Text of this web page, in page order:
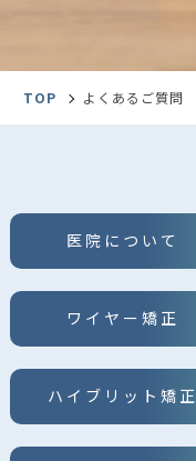
TOP よくあるご質問
医院について
ワイヤー矯正
ハイブリット矯正